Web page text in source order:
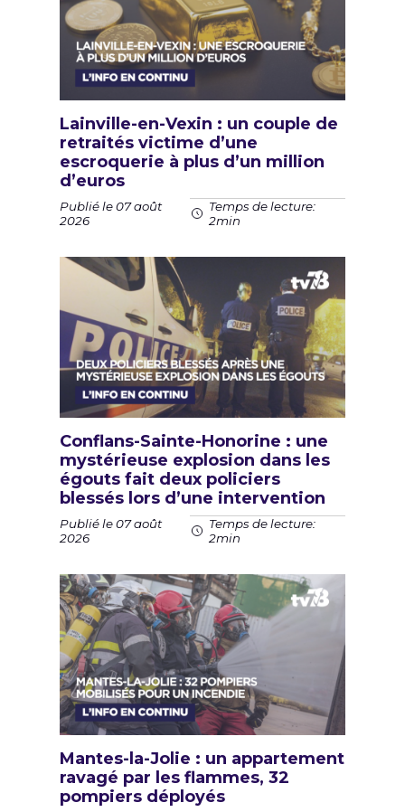
Lainville-en-Vexin : un couple de
retraités victime d’une
escroquerie à plus d’un million
d’euros
Publié le 07 août
2026
Temps de lecture:
2min
Conflans-Sainte-Honorine : une
mystérieuse explosion dans les
égouts fait deux policiers
blessés lors d’une intervention
Publié le 07 août
2026
Temps de lecture:
2min
Mantes-la-Jolie : un appartement
ravagé par les flammes, 32
pompiers déployés